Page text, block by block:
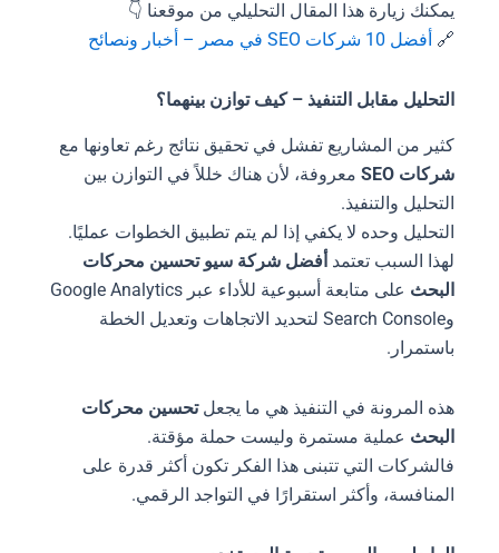
يمكنك زيارة هذا المقال التحليلي من موقعنا 👇
أفضل 10 شركات SEO في مصر – أخبار ونصائح
التحليل مقابل التنفيذ – كيف توازن بينهما؟
كثير من المشاريع تفشل في تحقيق نتائج رغم تعاونها مع
شركات SEO
معروفة، لأن هناك خللاً في التوازن بين
التحليل والتنفيذ.
التحليل وحده لا يكفي إذا لم يتم تطبيق الخطوات عمليًا.
لهذا السبب تعتمدأفضل شركة سيو تحسين محركات
البحث
على متابعة أسبوعية للأداء عبر Google Analytics
وSearch Console لتحديد الاتجاهات وتعديل الخطة
باستمرار.
هذه المرونة في التنفيذ هي ما يجعلتحسين محركات
البحثعملية مستمرة وليست حملة مؤقتة.
فالشركات التي تتبنى هذا الفكر تكون أكثر قدرة على
المنافسة، وأكثر استقرارًا في التواجد الرقمي.